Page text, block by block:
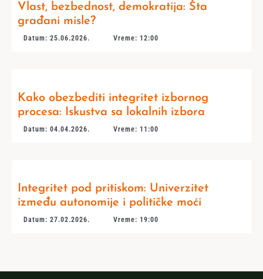
Vlast, bezbednost, demokratija: Šta
građani misle?
Datum: 25.06.2026. Vreme: 12:00
Kako obezbediti integritet izbornog
procesa: Iskustva sa lokalnih izbora
Datum: 04.04.2026. Vreme: 11:00
Integritet pod pritiskom: Univerzitet
između autonomije i političke moći
Datum: 27.02.2026. Vreme: 19:00